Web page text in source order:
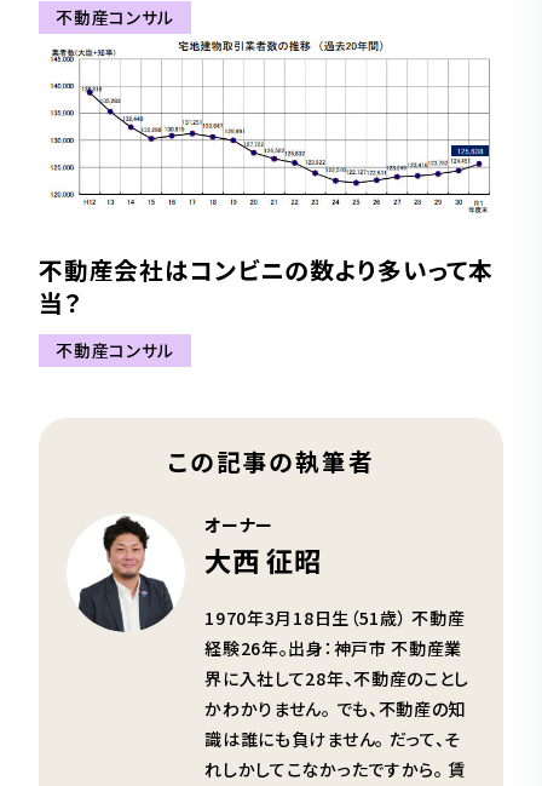
不動産コンサル
不動産会社はコンビニの数より多いって本
当？
不動産コンサル
この記事の執筆者
オーナー
大西 征昭
1970年3月18日生（51歳） 不動産
経験26年。出身：神戸市 不動産業
界に入社して28年、不動産のことし
かわかりません。 でも、不動産の知
識は誰にも負けません。 だって、そ
れしかしてこなかったですから。 賃